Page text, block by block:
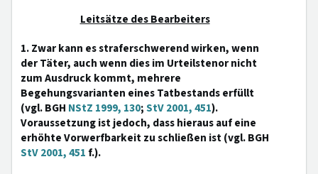
Leitsätze des Bearbeiters
1. Zwar kann es straferschwerend wirken, wenn
der Täter, auch wenn dies im Urteilstenor nicht
zum Ausdruck kommt, mehrere
Begehungsvarianten eines Tatbestands erfüllt
(vgl. BGH NStZ 1999, 130;StV 2001, 451).
Voraussetzung ist jedoch, dass hieraus auf eine
erhöhte Vorwerfbarkeit zu schließen ist (vgl. BGH
StV 2001, 451f.).